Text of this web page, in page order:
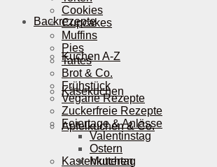
Backrezepte
Kuchen A-Z
Käsekuchen
Apfelkuchen & Co.
Kastenkuchen
Cookies
Cupcakes
Muffins
Pies
Tartes
Brot & Co.
Frühstück
Vegane Rezepte
Zuckerfreie Rezepte
Feiertage & Anlässe
Valentinstag
Ostern
Muttertag